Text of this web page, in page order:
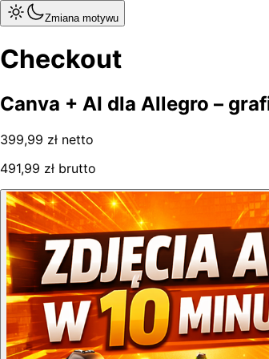
Zmiana motywu
Checkout
Canva + AI dla Allegro –
399,99 zł netto
491,99 zł brutto